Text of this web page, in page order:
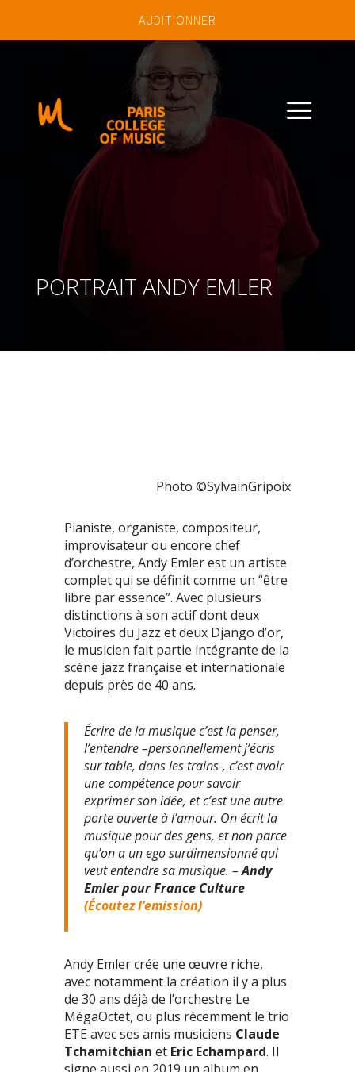
a
AUDITIONNER
PORTRAIT ANDY EMLER
Photo ©SylvainGripoix
Pianiste, organiste, compositeur,
improvisateur ou encore chef
d’orchestre, Andy Emler est un artiste
complet qui se définit comme un “être
libre par essence”. Avec plusieurs
distinctions à son actif dont deux
Victoires du Jazz et deux Django d’or,
le musicien fait partie intégrante de la
scène jazz française et internationale
depuis près de 40 ans.
Écrire de la musique c’est la penser,
l’entendre –personnellement j’écris
sur table, dans les trains-, c’est avoir
une compétence pour savoir
exprimer son idée, et c’est une autre
porte ouverte à l’amour. On écrit la
musique pour des gens, et non parce
qu’on a un ego surdimensionné qui
veut entendre sa musique. –Andy
Emler pour France Culture
(Écoutez l’emission)
Andy Emler crée une œuvre riche,
avec notamment la création il y a plus
de 30 ans déjà de l’orchestre Le
MégaOctet, ou plus récemment le trio
ETE avec ses amis musiciens Claude
Tchamitchian et Eric Echampard. Il